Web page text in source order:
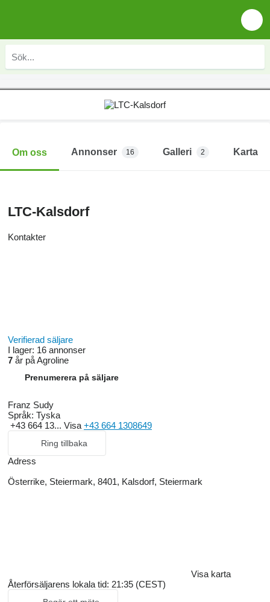
Om oss Annonser 16 Galleri 2 Karta
LTC-Kalsdorf
Kontakter
Verifierad säljare
I lager: 16 annonser
7 år på Agroline
Prenumerera på säljare
Franz Sudy
Språk: Tyska
+43 664 13... Visa +43 664 1308649
Ring tillbaka
Adress
Österrike, Steiermark, 8401, Kalsdorf, Steiermark
Visa karta
Återförsäljarens lokala tid: 21:35 (CEST)